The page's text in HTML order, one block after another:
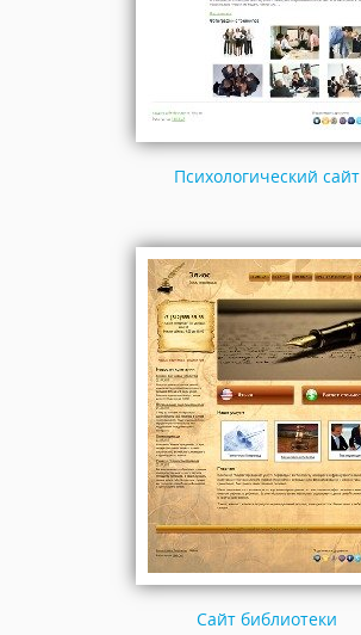
Психологический сайт
Сайт библиотеки